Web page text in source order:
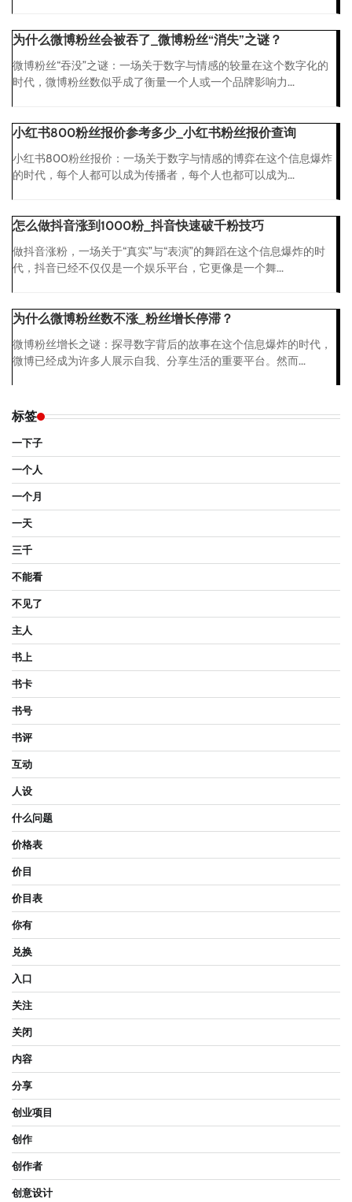
为什么微博粉丝会被吞了_微博粉丝“消失”之谜？
微博粉丝“吞没”之谜：一场关于数字与情感的较量在这个数字化的
时代，微博粉丝数似乎成了衡量一个人或一个品牌影响力...
小红书800粉丝报价参考多少_小红书粉丝报价查询
小红书800粉丝报价：一场关于数字与情感的博弈在这个信息爆炸
的时代，每个人都可以成为传播者，每个人也都可以成为...
怎么做抖音涨到1000粉_抖音快速破千粉技巧
做抖音涨粉，一场关于“真实”与“表演”的舞蹈在这个信息爆炸的时
代，抖音已经不仅仅是一个娱乐平台，它更像是一个舞...
为什么微博粉丝数不涨_粉丝增长停滞？
微博粉丝增长之谜：探寻数字背后的故事在这个信息爆炸的时代，
微博已经成为许多人展示自我、分享生活的重要平台。然而...
标签
一下子
一个人
一个月
一天
三千
不能看
不见了
主人
书上
书卡
书号
书评
互动
人设
什么问题
价格表
价目
价目表
你有
兑换
入口
关注
关闭
内容
分享
创业项目
创作
创作者
创意设计